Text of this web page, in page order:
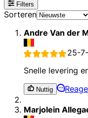
Filters
Sorteren
Andre Van der
25-
Snelle levering
Nuttig
Marjolein